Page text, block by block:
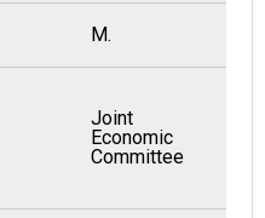
М.
Joint
Economic
Committee